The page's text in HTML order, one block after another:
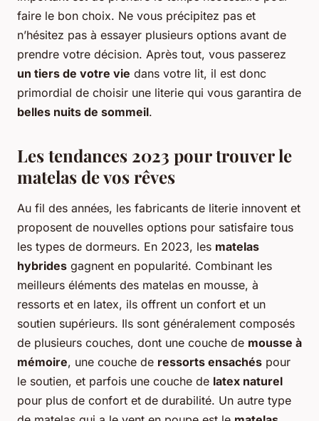
faire le bon choix. Ne vous précipitez pas et
n’hésitez pas à essayer plusieurs options avant de
prendre votre décision. Après tout, vous passerez
un tiers de votre vie dans votre lit, il est donc
primordial de choisir une literie qui vous garantira de
belles nuits de sommeil.
Les tendances 2023 pour trouver le
matelas de vos rêves
Au fil des années, les fabricants de literie innovent et
proposent de nouvelles options pour satisfaire tous
les types de dormeurs. En 2023, les matelas
hybrides gagnent en popularité. Combinant les
meilleurs éléments des matelas en mousse, à
ressorts et en latex, ils offrent un confort et un
soutien supérieurs. Ils sont généralement composés
de plusieurs couches, dont une couche de mousse à
mémoire, une couche de ressorts ensachés pour
le soutien, et parfois une couche de latex naturel
pour plus de confort et de durabilité. Un autre type